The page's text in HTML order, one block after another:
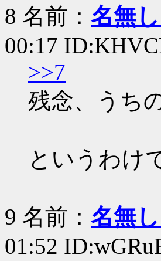
8 名前： 名無
00:17
>>7
残念、うち
というわけ
9 名前： 名無
01:52